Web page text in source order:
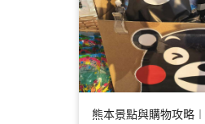
熊本景點與購物攻略